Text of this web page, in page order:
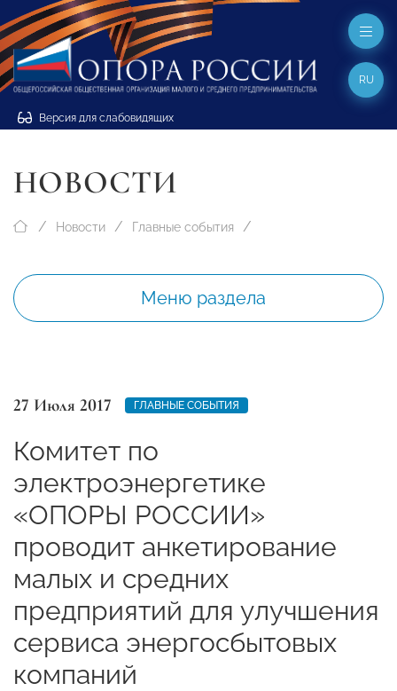
Версия для слабовидящих
RU
НОВОСТИ
Новости Главные события
Меню раздела
27 Июля 2017 ГЛАВНЫЕ СОБЫТИЯ
Комитет по
электроэнергетике
«ОПОРЫ РОССИИ»
проводит анкетирование
малых и средних
предприятий для улучшения
сервиса энергосбытовых
компаний